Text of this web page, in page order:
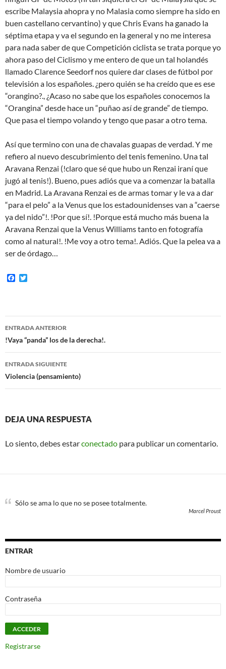
escribe Malaysia ahopra y no Malasia como siempre ha sido en
buen castellano cervantino) y que Chris Evans ha ganado la
séptima etapa y va el segundo en la general y no me interesa
para nada saber de que Competición ciclista se trata porque yo
ahora paso del Ciclismo y me entero de que un tal holandés
llamado Clarence Seedorf nos quiere dar clases de fútbol por
televisión a los españoles. ¿pero quién se ha creído que es ese
“orangino?., ¿Acaso no sabe que los españoles conocemos la
“Orangina” desde hace un “puñao así de grande” de tiempo.
Que pasa el tiempo volando y tengo que pasar a otro tema.
Así que termino con una de chavalas guapas de verdad. Y me
refiero al nuevo descubrimiento del tenis femenino. Una tal
Aravana Renzai (!claro que sé que hubo un Renzai iraní que
jugó al tenis!). Bueno, pues adiós que va a comenzar la batalla
en Madrid. La Aravana Renzai es de armas tomar y le va a dar
“para el pelo” a la Venus que los estadounidenses van a “caerse
ya del nido”!. !Por que sí!. !Porque está mucho más buena la
Aravana Renzai que la Venus Williams tanto en fotografía
como al natural!. !Me voy a otro tema!. Adiós. Que la pelea va a
ser de órdago…
F
o
o
e
r
Navegación
de
entradas
ENTRADA ANTERIOR
!Vaya “panda” los de la derecha!.
ENTRADA SIGUIENTE
Violencia (pensamiento)
DEJA UNA RESPUESTA
Lo siento, debes estarconectado para publicar un comentario.
Sólo se ama lo que no se posee totalmente.
Marcel Proust
ENTRAR
Nombre de usuario
Contraseña
Registrarse